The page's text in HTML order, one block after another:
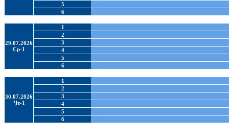
5
6
29.07.2026
Ср-1
1
2
3
4
5
6
30.07.2026
Чт-1
1
2
3
4
5
6